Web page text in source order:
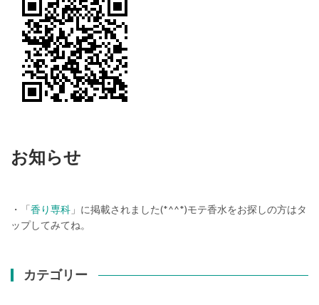
お知らせ
・「香り専科 」に掲載されました(*^^*)モテ香水をお探しの方はタ
ップしてみてね。
カテゴリー